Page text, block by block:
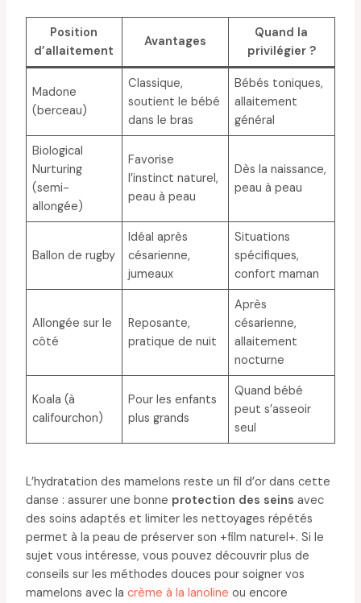
Position
d’allaitement
Avantages
Quand la
privilégier ?
Madone
(berceau)
Classique,
soutient le bébé
dans le bras
Bébés toniques,
allaitement
général
Biological
Nurturing
(semi-
allongée)
Favorise
l’instinct naturel,
peau à peau
Dès la naissance,
peau à peau
Ballon de rugby
Idéal après
césarienne,
jumeaux
Situations
spécifiques,
confort maman
Allongée sur le
côté
Reposante,
pratique de nuit
Après
césarienne,
allaitement
nocturne
Koala (à
califourchon)
Pour les enfants
plus grands
Quand bébé
peut s’asseoir
seul
L’hydratation des mamelons reste un fil d’or dans cette
danse : assurer une bonne protection des seins avec
des soins adaptés et limiter les nettoyages répétés
permet à la peau de préserver son +film naturel+. Si le
sujet vous intéresse, vous pouvez découvrir plus de
conseils sur les méthodes douces pour soigner vos
mamelons avec la crème à la lanoline ou encore